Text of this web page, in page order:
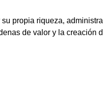
propia riqueza,
de valor y la creación